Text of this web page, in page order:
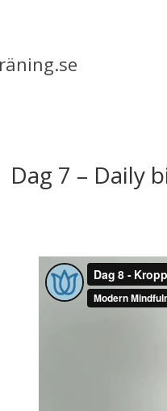
Dag 7 – Daily